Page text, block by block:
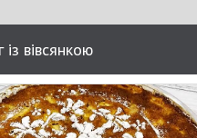
вівсянкою